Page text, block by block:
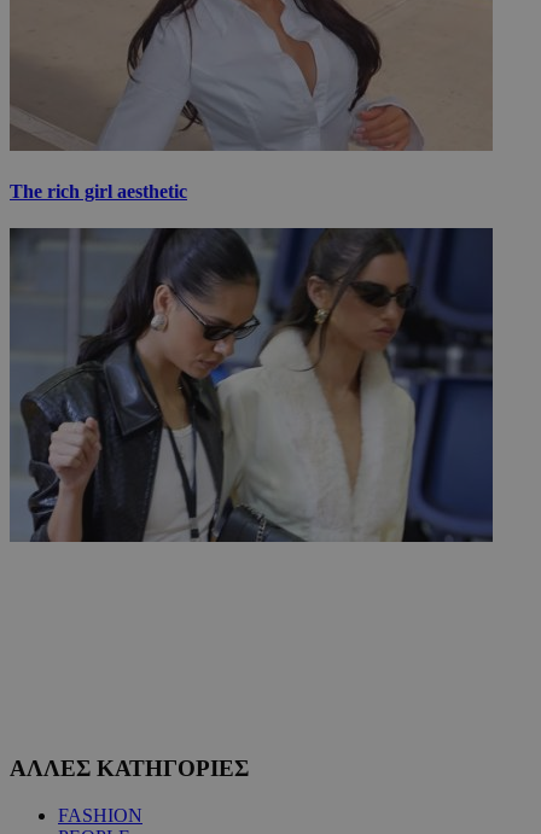
The rich girl aesthetic
ΑΛΛΕΣ ΚΑΤΗΓΟΡΙΕΣ
FASHION